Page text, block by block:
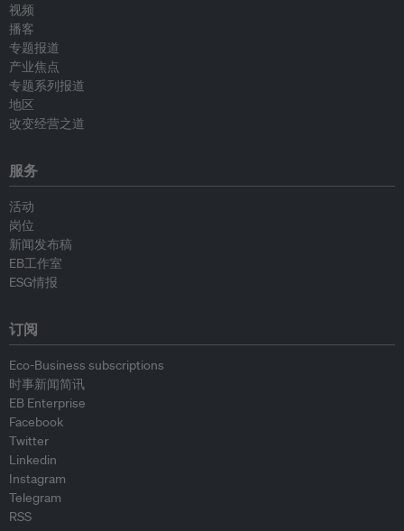
视频
播客
专题报道
产业焦点
专题系列报道
地区
改变经营之道
服务
活动
岗位
新闻发布稿
EB工作室
ESG情报
订阅
Eco-Business subscriptions
时事新闻简讯
EB Enterprise
Facebook
Twitter
Linkedin
Instagram
Telegram
RSS